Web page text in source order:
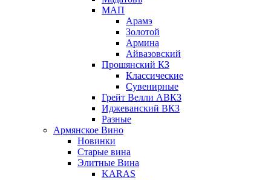
МАП
Арамэ
Золотой
Армина
Айвазовский
Прошянский КЗ
Классические
Сувенирные
Грейт Велли АВКЗ
Иджеванский ВКЗ
Разные
Армянское Вино
Новинки
Старые вина
Элитные Вина
KARAS